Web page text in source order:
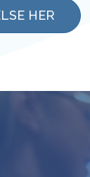
HER